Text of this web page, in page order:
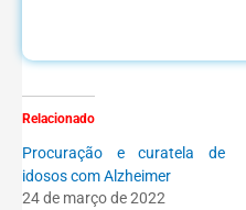
Relacionado
Procuração e curatela de
idosos com Alzheimer
24 de março de 2022